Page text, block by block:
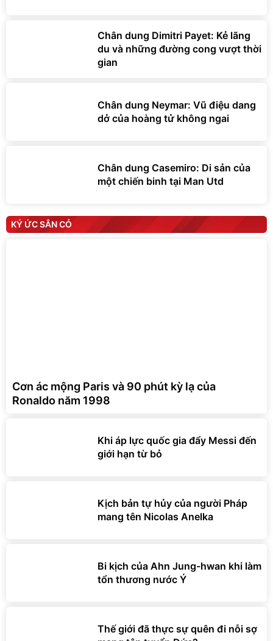
Chân dung Dimitri Payet: Kẻ lãng
du và những đường cong vượt thời
gian
Chân dung Neymar: Vũ điệu dang
dở của hoàng tử không ngai
Chân dung Casemiro: Di sản của
một chiến binh tại Man Utd
KÝ ỨC SÂN CỎ
Cơn ác mộng Paris và 90 phút kỳ lạ của
Ronaldo năm 1998
Khi áp lực quốc gia đẩy Messi đến
giới hạn từ bỏ
Kịch bản tự hủy của người Pháp
mang tên Nicolas Anelka
Bi kịch của Ahn Jung-hwan khi làm
tổn thương nước Ý
Thế giới đã thực sự quên đi nỗi sợ